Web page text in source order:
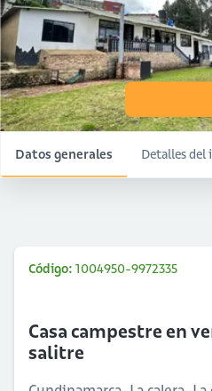
Datos generales Detalles del
Código: 1004950-9972335
Casa campestre en
salitre